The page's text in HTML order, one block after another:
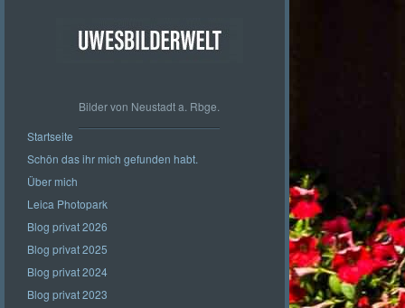
Bilder von Neustadt a. Rbge.
Startseite
Schön das ihr mich gefunden habt.
Über mich
Leica Photopark
Blog privat 2026
Blog privat 2025
Blog privat 2024
Blog privat 2023